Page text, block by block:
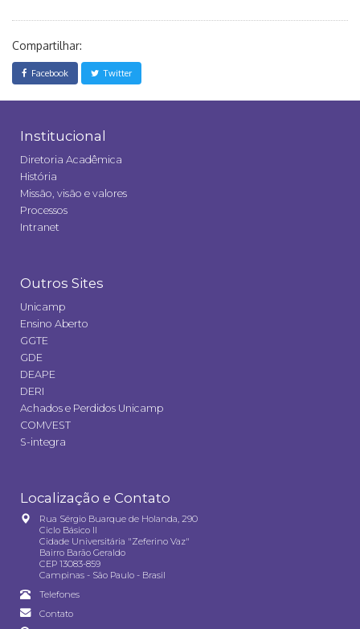
Compartilhar:
Facebook Twitter
Institucional
Diretoria Acadêmica
História
Missão, visão e valores
Processos
Intranet
Outros Sites
Unicamp
Ensino Aberto
GGTE
GDE
DEAPE
DERI
Achados e Perdidos Unicamp
COMVEST
S-integra
Localização e Contato
Rua Sérgio Buarque de Holanda, 290
Ciclo Básico II
Cidade Universitária "Zeferino Vaz"
Bairro Barão Geraldo
CEP 13083-859
Campinas - São Paulo - Brasil
Telefones
Contato